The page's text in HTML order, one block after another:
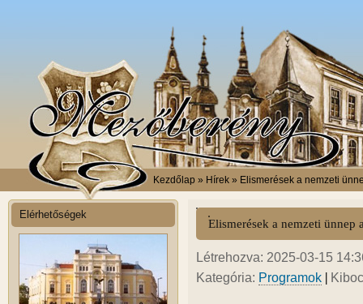
Kezdőlap » Hírek » Elismerések a nemzeti
Elérhetőségek
Elismerések a nemzeti ünnep
Létrehozva: 2025-03-15
Kategória: Programok |